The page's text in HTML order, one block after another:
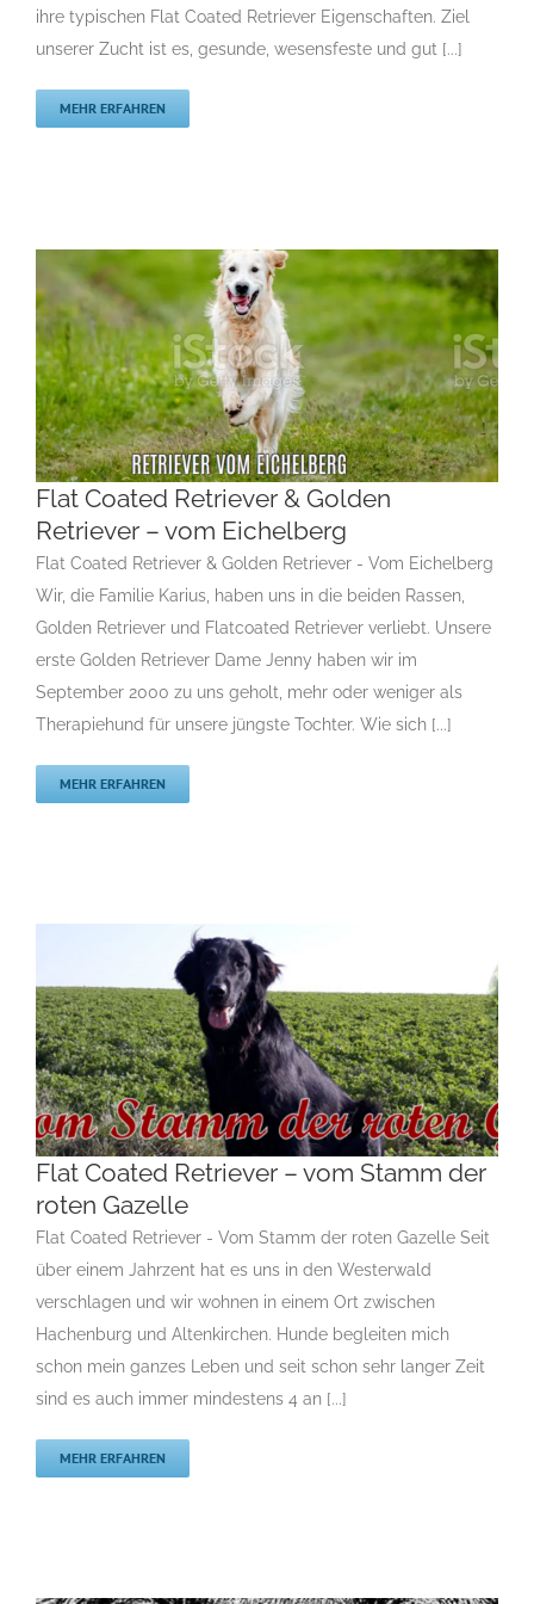
Rassehundezüchter
ihre typischen Flat Coated Retriever Eigenschaften. Ziel
unserer Zucht ist es, gesunde, wesensfeste und gut [...]
MEHR ERFAHREN
Flat Coated Retriever & Golden Retriever – vom
F Gruppe 8-Sektion 1
Flatcoated Retriever Gruppe 8-Sektion 1-Flatcoated
Retriever Landesgruppe Retriever Rassehunde Standard
Rassehunde von A bis Z Rassehundezüchter
Flat Coated Retriever & Golden
Retriever – vom Eichelberg
Flat Coated Retriever & Golden Retriever - Vom Eichelberg
Wir, die Familie Karius, haben uns in die beiden Rassen,
Golden Retriever und Flatcoated Retriever verliebt. Unsere
erste Golden Retriever Dame Jenny haben wir im
September 2000 zu uns geholt, mehr oder weniger als
Therapiehund für unsere jüngste Tochter. Wie sich [...]
MEHR ERFAHREN
Flat Coated Retriever – vom Stamm der roten
Flatcoated Retriever Gruppe 8-Sektion 1-Flatcoated
Retriever Landesgruppe Retriever Rassehunde Standard
Rassehunde von A bis Z
Rassehundezüchter
Flat Coated Retriever – vom Stamm der
roten Gazelle
Flat Coated Retriever - Vom Stamm der roten Gazelle Seit
über einem Jahrzent hat es uns in den Westerwald
verschlagen und wir wohnen in einem Ort zwischen
Hachenburg und Altenkirchen. Hunde begleiten mich
schon mein ganzes Leben und seit schon sehr langer Zeit
sind es auch immer mindestens 4 an [...]
MEHR ERFAHREN